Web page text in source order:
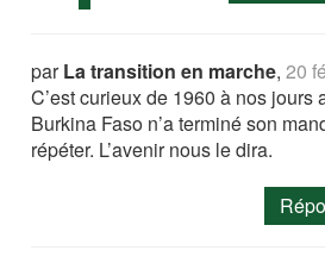
parLa transition en marche,20
C’est curieux de 1960 à nos jours
Burkina Faso n’a terminé son
répéter. L’avenir nous le dira.